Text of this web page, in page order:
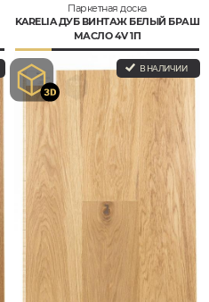
Паркетная доска
KARELIA ДУБ ВИНТАЖ БЕЛЫЙ БРАШ
МАСЛО 4V 1П
В НАЛИЧИИ